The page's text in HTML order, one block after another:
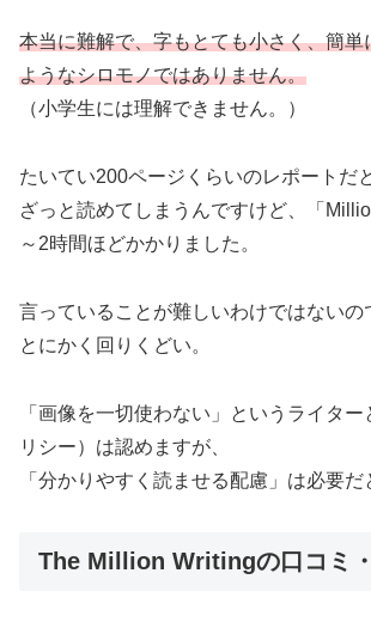
本当に難解で、字もとても小さく、簡単
ようなシロモノではありません。
（小学生には理解できません。）
たいてい200ページくらいのレポートだ
ざっと読めてしまうんですけど、「
～2時間ほどかかりました。
言っていることが難しいわけではないの
とにかく回りくどい。
「画像を一切使わない」というライタ
リシー）は認めますが、
「分かりやすく読ませる配慮」は必要だ
The Million Writingの口コミ